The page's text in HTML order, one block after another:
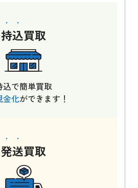
持込買取
込で簡単買取
金化ができます！
発送買取